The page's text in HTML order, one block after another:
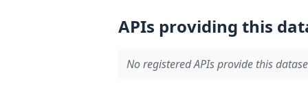
APIs providing this
No registered APIs provide this